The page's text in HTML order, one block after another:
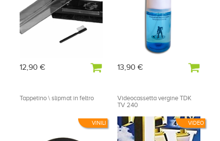
12,90 € 13,90 €
VINILI
Tappetino \ slipmat in feltro
VIDEO
Videocassetta vergine TDK
TV 240